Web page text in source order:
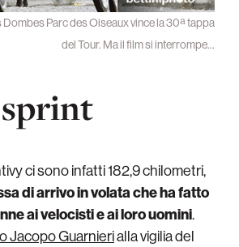
Dombes Parc des Oiseaux vince la 30ª tappa
del Tour. Ma il film si interrompe…
ci sono infatti 182,9 chilometri,
di arrivo in volata che ha fatto
ai velocisti e ai loro uomini.
Jacopo Guarnierialla vigilia del